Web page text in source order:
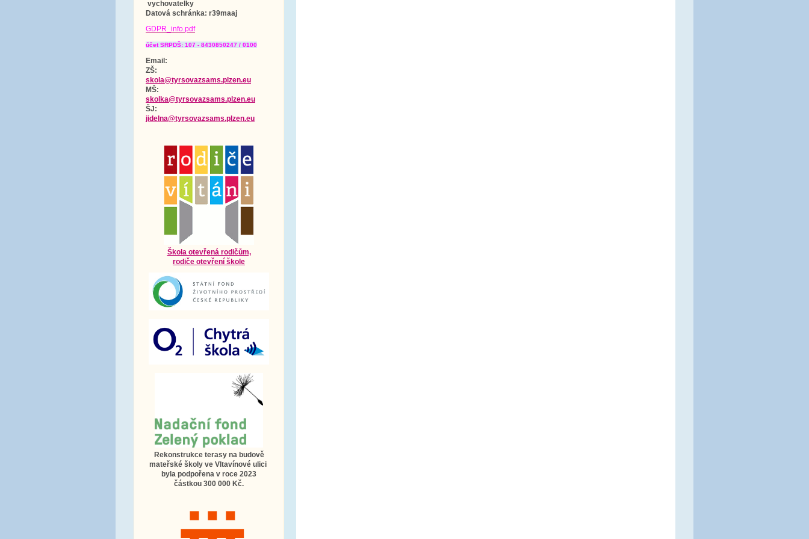
vychovatelky
Datová schránka: r39maaj
GDPR_info.pdf
účet SRPDŠ: 107 - 8430850247 / 0100
Email:
ZŠ:
skola@tyrsovazsams.plzen.eu
MŠ:
skolka@tyrsovazsams.plzen.eu
ŠJ:
jidelna@tyrsovazsams.plzen.eu
Škola otevřená rodičům,
rodiče otevření škole
Rekonstrukce terasy na budově
mateřské školy ve Vltavínové ulici
byla podpořena v roce 2023
částkou 300 000 Kč.